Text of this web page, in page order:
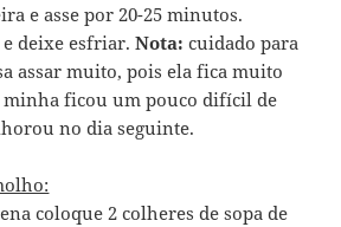
e asse por 20-25 minutos.
e deixe esfriar.Nota: cuidado para
assar muito, pois ela fica muito
minha ficou um pouco difícil de
no dia seguinte.
coloque 2 colheres de sopa de